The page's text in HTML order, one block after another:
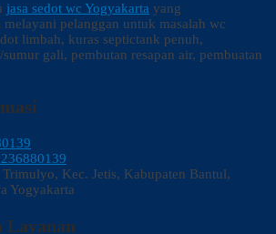
jasa sedot wc Yogyakarta yang
melayani pelanggan untuk masalah wc
limbah, kuras septictank penuh,
gali, pembutan resapan air, pembuatan
Kec. Jetis, Kabupaten Bantul,
Yogyakarta
Layanan